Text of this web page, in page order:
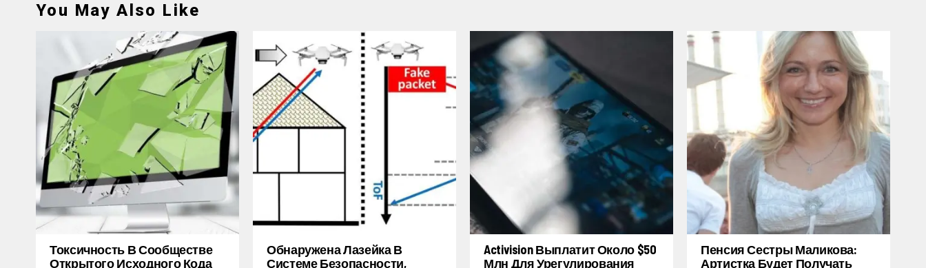
You May Also Like
Токсичность В Сообществе
Открытого Исходного Кода
Обнаружена Лазейка В
Системе Безопасности,
Activision Выплатит Около $50
Млн Для Урегулирования
Пенсия Сестры Маликова:
Артистка Будет Получать